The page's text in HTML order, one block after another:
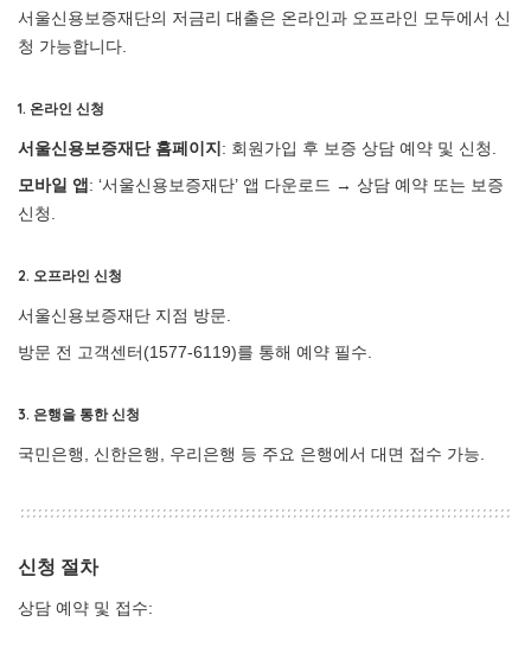
서울신용보증재단의 저금리 대출은 온라인과 오프라인 모두에서 신
청 가능합니다.
1. 온라인 신청
서울신용보증재단 홈페이지 : 회원가입 후 보증 상담 예약 및 신청.
모바일 앱 : ‘서울신용보증재단’ 앱 다운로드 → 상담 예약 또는 보증
신청.
2. 오프라인 신청
서울신용보증재단 지점 방문.
방문 전 고객센터(1577-6119)를 통해 예약 필수.
3. 은행을 통한 신청
국민은행, 신한은행, 우리은행 등 주요 은행에서 대면 접수 가능.
신청 절차
상담 예약 및 접수: